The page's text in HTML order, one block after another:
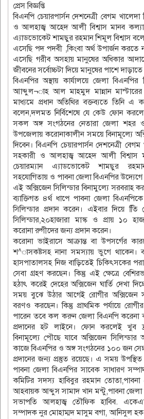
প্রেস বিজ্ঞপ্তি
বিএনপি চেয়ারপার্সন দেশনেত্রী বেগম
ও আলহাজ্ব আহেদ আলী বিশ্বাস মানব কল্যাণ
এ্যাডভোকেট শামছুর রহমান শিমূল বিশ্বাস
এসেছি পদ পদবী ,কিংবা অর্থ উপার্জন করতে
এসেছি গরীব অসহায় মানুষের অধিকার
জীবনের সর্বোচ্চটা দিয়ে মানুষের পাশে
বিএনপির অস্থায় কার্যালয়ে জেলা বিএনপির
আাব্দুল¬াহ আল মাহমুদ মান্নান মাস্টারের
মাধ্যমে প্রধান অতিথির বক্তব্যতে তিনি এ
বলেন,দলমত নির্বিশেষে যে কেউ ফোন
সকল অঙ্গ সংগঠনের নেতারা জেলা শহর
উপজেলায় করোনাকালীন সময়ে বিনামূল্যে
দিবেন। বিএনপি চেয়ারপার্সন দেশনেত্রী
সহকারী ও আলহাজ্ব আহেদ আলী বিশ্বাস
চেয়ারম্যান এ্যাডভোকেট শামছুর
সহযোগিতায় ও পাবনা জেলা বিএনপির
এই অক্সিজেন সিলিন্ডার বিনামুল্যে সরবরাহ
ব্যাক্তিগত ৪র্থ ধাপে পাবনা জেলা
সিলিন্ডার প্রদান করেন। এইবার দিয়ে
সিলিন্ডার,২০হাজারা মাস্ক ও প্রায় ১০
করোনা রুগীদের জন্য প্রদান করেন।
করোনা ভাইরাসে আক্রান্ত বা উপসর্গের
শ^াসকষ্টসহ নানা সমস্যায় ভুগে থাকেন।
হাসপাতালসহ নিজ বাড়িতেই চিকিৎসকের
সেবা গ্রহণ করছেন। কিন্তু এই ক্ষেত্রে
হঠাৎ করেই দেহের অক্সিজেন ঘার্তি দেখা
সময় বুঝে উঠার আগেই রোগীর অক্সিজেন
বরণও করছেন। কিন্তু প্রাথমিক পর্যায়ে
পারেন তবে কল করুন জেলা বিএনপি করেনা
প্রদানের হট লাইনে। ফোন করলেই খুব
বিনামূল্যে পৌছে যাবে অক্সিজেন
কাজে বিএনপির ও অঙ্গ সংগঠনের ১০০ জন
প্রদানের জন্য প্রস্তুত রয়েছে। এ সময়
পাবনা জেলা বিএনপির সাবেক সাধারণ
কমিটির সদস্য হাবিবুর রহমান
আহবায়ক আব্দুস সামাদ খান মন্টু,পাবনা
সভাপতি আলহাজ্ব তৌফিক হাবিব.
সম্পাদক নুর মোহাম্মদ মাসুম বগা, আনিসুল